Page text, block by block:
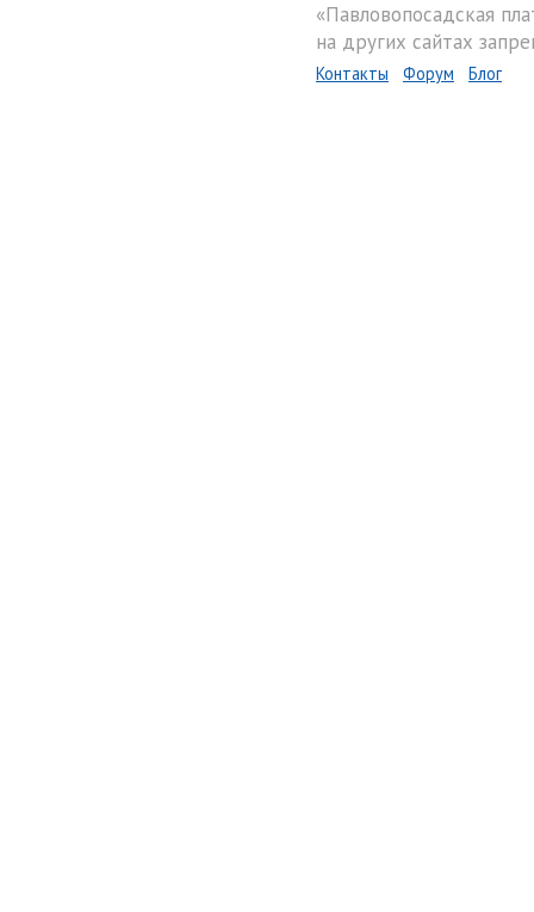
«Павловопосадская
на других сайтах
Контакты Форум Блог